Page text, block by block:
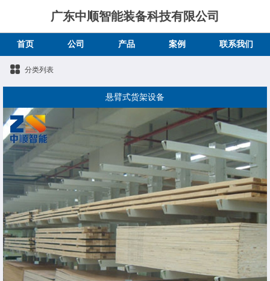
广东中顺智能装备科技有限公司
首页 公司 产品 案例 联系我们
分类列表
悬臂式货架设备